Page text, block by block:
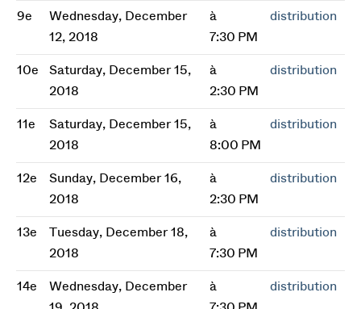
9e
Wednesday, December
12, 2018
à
7:30 PM
distribution
10e
Saturday, December 15,
2018
à
2:30 PM
distribution
11e
Saturday, December 15,
2018
à
8:00 PM
distribution
12e
Sunday, December 16,
2018
à
2:30 PM
distribution
13e
Tuesday, December 18,
2018
à
7:30 PM
distribution
14e
Wednesday, December
à
distribution